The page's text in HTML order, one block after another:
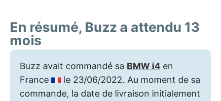
En résumé, Buzz a attendu 13
mois
Buzz avait commandé sa BMW i4 en
France
le 23/06/2022. Au moment de sa
commande, la date de livraison initialement